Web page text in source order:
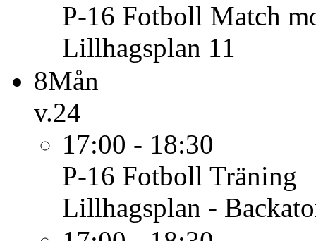
P-16 Fotboll Match
Lillhagsplan 11
8Mån
v.24
17:00 - 18:30
P-16 Fotboll Träning
Lillhagsplan -